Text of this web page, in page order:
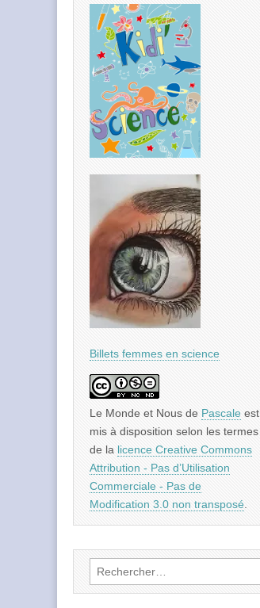
Billets femmes en science
Le Monde et Nous de Pascale est
mis à disposition selon les termes
de la licence Creative Commons
Attribution - Pas d’Utilisation
Commerciale - Pas de
Modification 3.0 non transposé.
Rechercher :